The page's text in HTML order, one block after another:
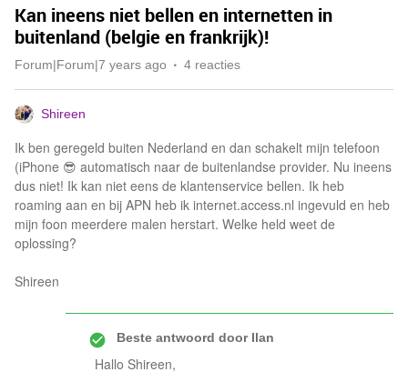
Kan ineens niet bellen en internetten in
buitenland (belgie en frankrijk)!
Forum|Forum|7 years ago 4 reacties
Shireen
Ik ben geregeld buiten Nederland en dan schakelt mijn telefoon
(iPhone 😎 automatisch naar de buitenlandse provider. Nu ineens
dus niet! Ik kan niet eens de klantenservice bellen. Ik heb
roaming aan en bij APN heb ik internet.access.nl ingevuld en heb
mijn foon meerdere malen herstart. Welke held weet de
oplossing?
Shireen
Beste antwoord doorIlan
Hallo Shireen,